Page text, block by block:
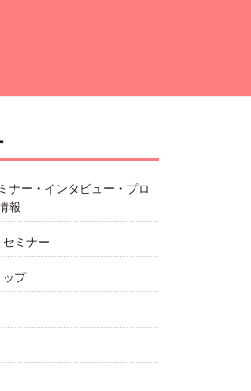
ナー・インタビュー・プロ
報
ミナー
ップ